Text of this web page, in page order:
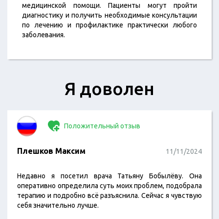
медицинской помощи. Пациенты могут пройти
диагностику и получить необходимые консультации
по лечению и профилактике практически любого
заболевания.
Я доволен
Положительный отзыв
Плешков Максим 11/11/2024
Недавно я посетил врача Татьяну Бобылёву. Она
оперативно определила суть моих проблем, подобрала
терапию и подробно всё разъяснила. Сейчас я чувствую
себя значительно лучше.